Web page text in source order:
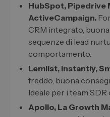
HubSpot, Pipedrive
ActiveCampaign.
CRM integrato,
sequenze di lead
comportamento.
Lemlist, Instantly,
freddo, buona
Ideale per i team
Apollo, La Growth